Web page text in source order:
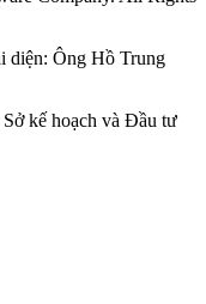
diện: Ông Hồ Trung
kế hoạch và Đầu tư